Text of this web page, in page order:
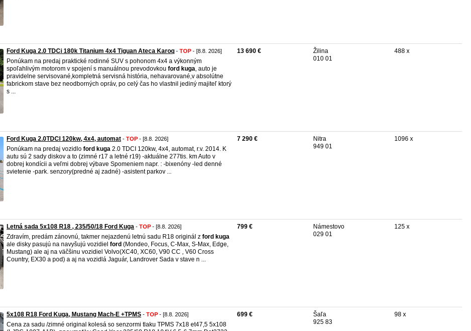
Ford Kuga 2.0 TDCi 180k Titanium 4x4 Tiguan Ateca Karoq - TOP - [8.8. 2026]
Ponúkam na predaj praktické rodinné SUV s pohonom 4x4 a výkonným
spoľahlivým motorom v spojení s manuálnou prevodovkou ford kuga, auto je
pravidelne servisované,kompletná servisná história, nehavarované,v absolútne
fabrickom stave bez neodborných opráv, po celý čas ho vlastnil jediný majiteľ ktorý
s ...
13 690 €
Žilina
010 01
488 x
Ford Kuga 2.0TDCI 120kw, 4x4, automat - TOP - [8.8. 2026]
Ponúkam na predaj vozidlo ford kuga 2.0 TDCI 120kw, 4x4, automat, r.v. 2014. K
autu sú 2 sady diskov a to (zimné r17 a letné r19) -aktuálne 277tis. km Auto v
dobrej kondícii a veľmi dobrej výbave Spomeniem napr. : -bixenóny -led denné
svietenie -park. senzory(predné aj zadné) -asistent parkov ...
7 290 €
Nitra
949 01
1096 x
Letná sada 5x108 R18 , 235/50/18 Ford Kuga - TOP - [8.8. 2026]
Zdravím, predám zánovnú, takmer nejazdenú letnú sadu R18 originál z ford kuga
ale disky pasujú na navyšujú vozidiel ford (Mondeo, Focus, C-Max, S-Max, Edge,
Mustang) ale aj na väčšinu vozidiel Volvo(XC40, XC60, V90 CC , V60 Cross
Country, EX30 a pod) a aj na vozidlá Jaguár, Landrover Sada v stave n ...
799 €
Námestovo
029 01
125 x
5x108 R18 Ford Kuga, Mustang Mach-E +TPMS - TOP - [8.8. 2026]
Cena za sadu /zimné original kolesá so senzormi tlaku TPMS 7x18 et47,5 5x108
699 €
Šaľa
925 83
98 x